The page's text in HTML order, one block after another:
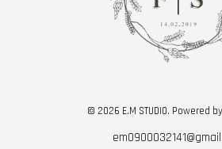
© 2026 E.M STUDIO. Powered by